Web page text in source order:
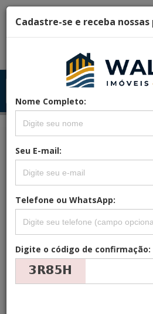
Principal
FILTRAR
LOCALIZADO (0)
Mais Novos Primeiro
Cadastre-se e receba
Nome Completo:
Seu E-mail:
Telefone ou WhatsApp:
Digite o código de confirmação: